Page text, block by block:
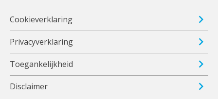
Cookieverklaring
Privacyverklaring
Toegankelijkheid
Disclaimer